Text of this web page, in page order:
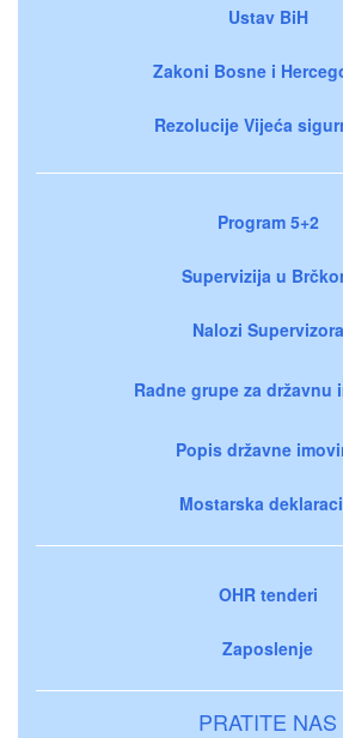
Ustav BiH
Zakoni Bosne i
Rezolucije Vijeća
Program 5+2
Supervizija u
Nalozi Supervizora
Radne grupe za državnu
Popis državne
Mostarska
OHR tenderi
Zaposlenje
PRATITE NAS